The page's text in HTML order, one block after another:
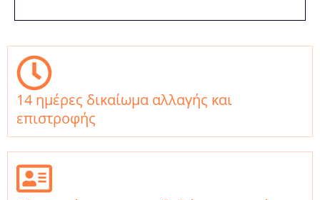
14 ημέρες δικαίωμα αλλαγής και
επιστροφής